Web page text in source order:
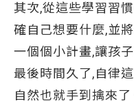
其次,從這些學習習
確自己想要什麼,並
一個個小計畫,讓孩
最後時間久了,自律
自然也就手到擒來了